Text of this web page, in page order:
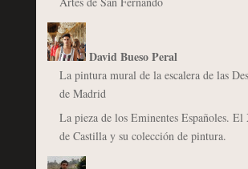
David Bueso Peral
La pintura mural de la escalera de las
de Madrid
La pieza de los Eminentes Españoles.
de Castilla y su colección de pintura.